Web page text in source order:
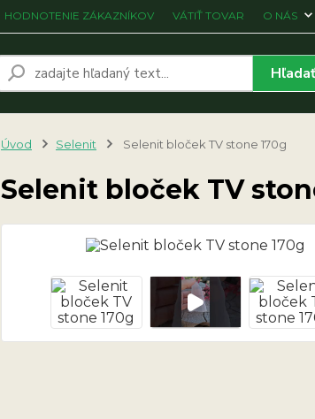
HODNOTENIE ZÁKAZNÍKOV VÁTIŤ TOVAR O NÁS
Hľadať
Úvod Selenit Selenit bloček TV stone 170g
Selenit bloček TV